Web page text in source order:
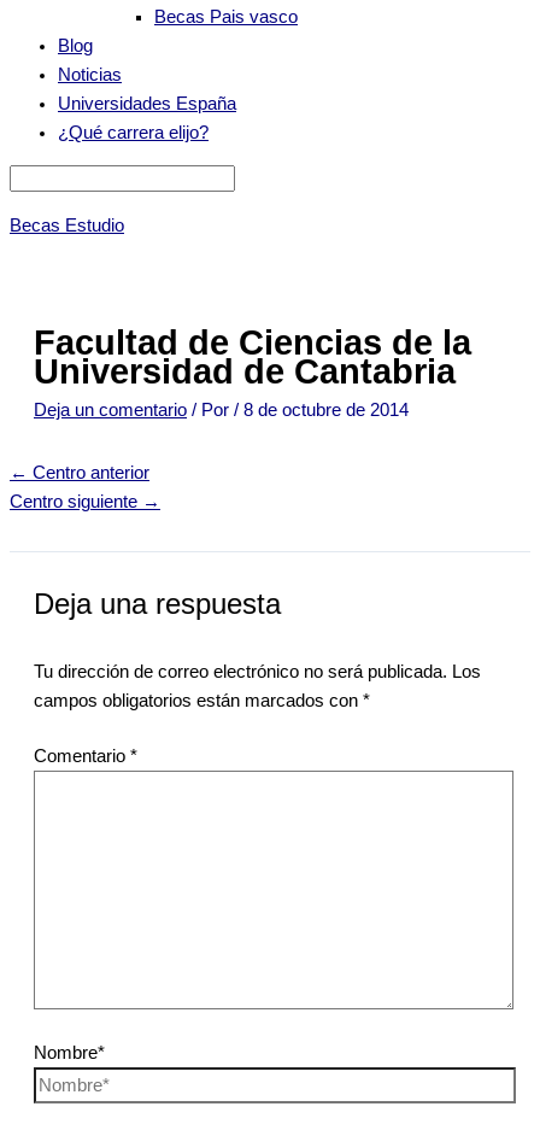
Becas Pais vasco
Blog
Noticias
Universidades España
¿Qué carrera elijo?
Becas Estudio
Facultad de Ciencias de la
Universidad de Cantabria
Deja un comentario / Por / 8 de octubre de 2014
← Centro anterior
Centro siguiente →
Deja una respuesta
Tu dirección de correo electrónico no será publicada. Los
campos obligatorios están marcados con *
Comentario *
Nombre*